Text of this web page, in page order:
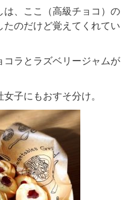
、ここ（高級チョコ）の
のだけど覚えてくれてい
ラとラズベリージャムが
子にもおすそ分け。